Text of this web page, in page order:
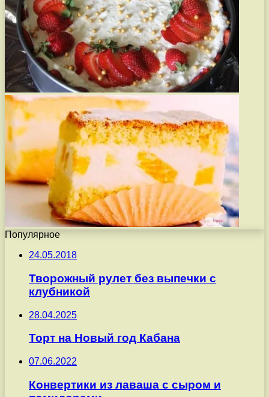
Популярное
24.05.2018
Творожный рулет без выпечки с
клубникой
28.04.2025
Торт на Новый год Кабана
07.06.2022
Конвертики из лаваша с сыром и